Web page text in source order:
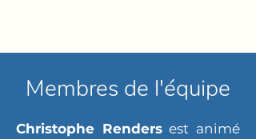
Membres de l'équipe
Christophe Rendersest animé